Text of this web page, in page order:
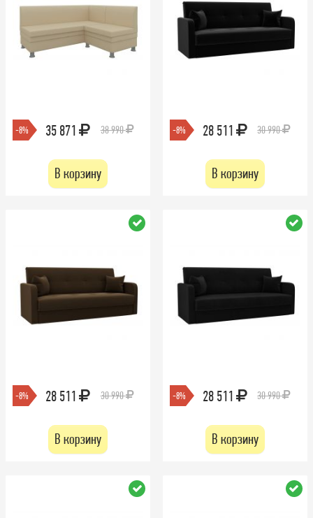
-8% 35 871 38 990
В корзину
-8% 28 511 30 990
В корзину
-8% 28 511 30 990
В корзину
-8% 28 511 30 990
В корзину